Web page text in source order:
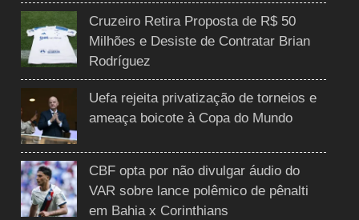
Cruzeiro Retira Proposta de R$ 50
Milhões e Desiste de Contratar Brian
Rodríguez
Uefa rejeita privatização de torneios e
ameaça boicote à Copa do Mundo
CBF opta por não divulgar áudio do
VAR sobre lance polêmico de pênalti
em Bahia x Corinthians